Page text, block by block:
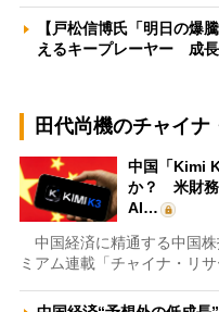
【戸松信博氏「明日の爆
えるキープレーヤー 成
田代尚機のチャイナ
中国「Kimi
か？ 米財務
AI…
中国経済に精通する中国
ミアム連載「チャイナ・リ